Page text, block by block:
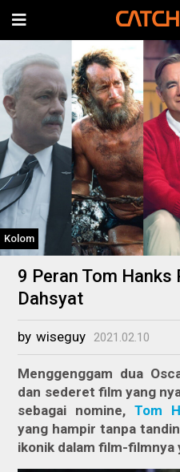
Kolom
9 Peran Tom Hanks
Dahsyat
by wiseguy 2021.02.10
Menggenggam dua
dan sederet film yang
sebagai nomine,Tom
yang hampir tanpa
ikonik dalam film-filmnya